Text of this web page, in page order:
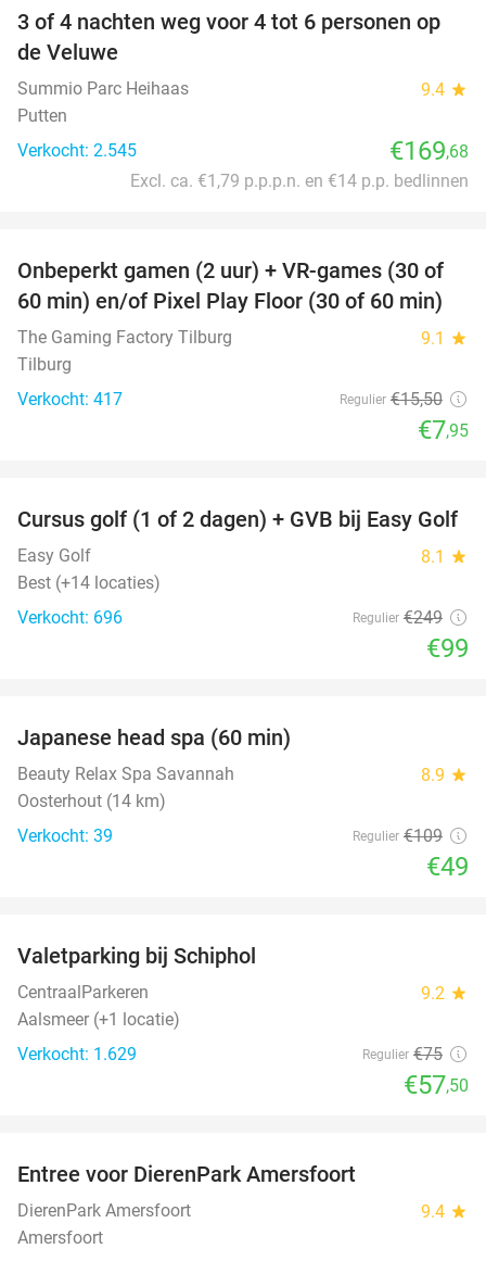
3 of 4 nachten weg voor 4 tot 6 personen op
de Veluwe
Summio Parc Heihaas 9.4 star
Putten
Verkocht: 2.545
€169,68
Excl. ca. €1,79 p.p.p.n. en €14 p.p. bedlinnen
49%
Onbeperkt gamen (2 uur) + VR-games (30 of
60 min) en/of Pixel Play Floor (30 of 60 min)
The Gaming Factory Tilburg 9.1 star
Tilburg
Verkocht: 417
Regulier €15,50
€7,95
60%
Cursus golf (1 of 2 dagen) + GVB bij Easy Golf
Easy Golf 8.1 star
Best (+14 locaties)
Verkocht: 696
Regulier €249
€99
Japanese head spa (60 min)
Beauty Relax Spa Savannah 8.9 star
Oosterhout (14 km)
Verkocht: 39
Regulier €109
€49
Valetparking bij Schiphol
CentraalParkeren 9.2 star
Aalsmeer (+1 locatie)
Verkocht: 1.629
Regulier €75
€57,50
Entree voor DierenPark Amersfoort
DierenPark Amersfoort 9.4 star
Amersfoort